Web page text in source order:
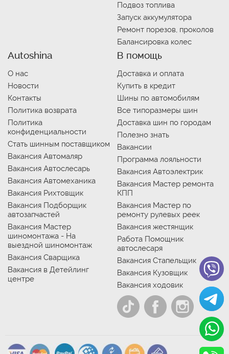
Подвоз топлива
Запуск аккумулятора
Ремонт порезов, проколов
Балансировка колес
Autoshina
О нас
Новости
Контакты
Политика возврата
Политика
конфиденциальности
Стать шинным поставщиком
Вакансия Автомаляр
Вакансия Автослесарь
Вакансия Автомеханика
Вакансия Рихтовщик
Вакансия Подборщик
автозапчастей
Вакансия Мастер
шиномонтажа - На
выездной шиномонтаж
Вакансия Сварщика
Вакансия в Детейлинг
центре
В помощь
Доставка и оплата
Купить в кредит
Шины по автомобилям
Все типоразмеры шин
Доставка шин по городам
Полезно знать
Вакансии
Программа лояльности
Вакансия Автоэлектрик
Вакансия Мастер ремонта
КПП
Вакансия Мастер по
ремонту рулевых реек
Вакансия жестянщик
Работа Помощник
автослесаря
Вакансия Стапельщик
Вакансия Кузовщик
Вакансия ходовик